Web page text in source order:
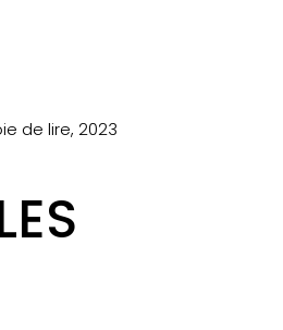
de lire, 2023